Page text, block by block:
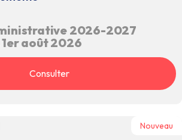
2026-2027
août 2026
Consulter
Nouveau